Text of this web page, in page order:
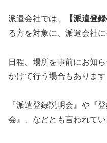
派遣会社では、 【派遣登録
る方を対象に、派遣会社
日程、場所を事前にお知
かけて行う場合もあります
『派遣登録説明会』や『
会』、などとも言われて